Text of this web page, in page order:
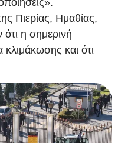
Πιερίας, Ημαθίας,
ότι η σημερινή
κλιμάκωσης και ότι